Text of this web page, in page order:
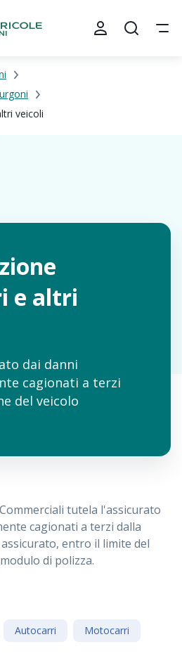
veicoli
e altri
dai danni
cagionati a terzi
del veicolo
tutela l'assicurato
cagionati a terzi dalla
entro il limite del
di polizza.
Autocarri Motocarri